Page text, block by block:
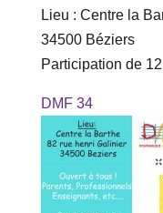
Lieu : Centre la
34500 Béziers
Participation de
DMF 34